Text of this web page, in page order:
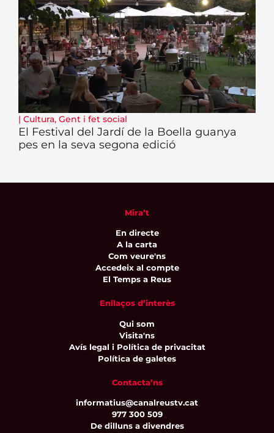
| Cultura, Gent i fet social
El Festival del Jardí de la Boella guanya
pes en la seva segona edició
Mira’t
En directe
A la carta
Com veure'ns
Accedeix al compte
El Temps a Reus
Enllaços d’interès
Qui som
Visita'ns
Avís legal i Política de privacitat
Política de galetes
Contacta’ns
informatius@canalreustv.cat
977 300 509
De dilluns a divendres